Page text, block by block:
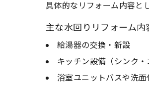
具体的なリフォーム内容と
主な水回りリフォーム内
給湯器の交換・新設
キッチン設備（シンク
浴室ユニットバスや洗